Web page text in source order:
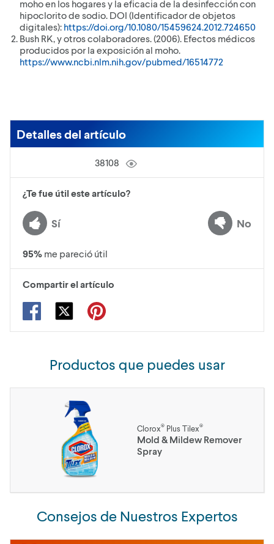
moho en los hogares y la eficacia de la desinfección con
hipoclorito de sodio. DOI (Identificador de objetos
digitales): https://doi.org/10.1080/15459624.2012.724650
Bush RK, y otros colaboradores. (2006). Efectos médicos
producidos por la exposición al moho.
https://www.ncbi.nlm.nih.gov/pubmed/16514772
Detalles del artículo
38108
¿Te fue útil este artículo?
Sí No
95% me pareció útil
Compartir el artículo
Productos que puedes usar
Clorox® Plus Tilex®
Mold & Mildew Remover
Spray
Consejos de Nuestros Expertos